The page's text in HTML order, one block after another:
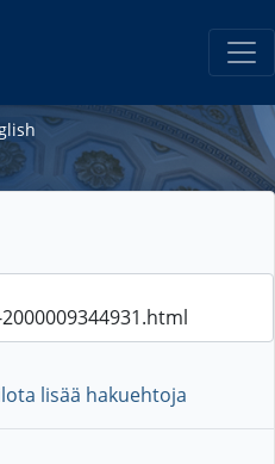
lisää hakuehtoja